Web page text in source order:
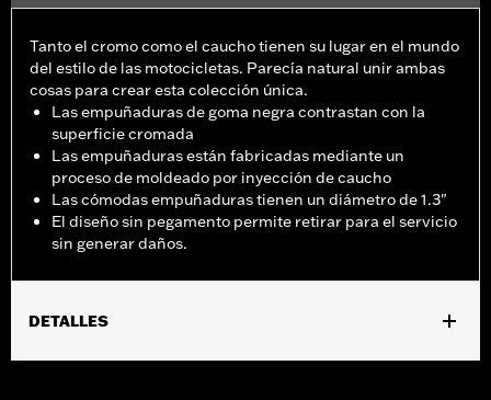
Tanto el cromo como el caucho tienen su lugar en el mundo
del estilo de las motocicletas. Parecía natural unir ambas
cosas para crear esta colección única.
Las empuñaduras de goma negra contrastan con la
superficie cromada
Las empuñaduras están fabricadas mediante un
proceso de moldeado por inyección de caucho
Las cómodas empuñaduras tienen un diámetro de 1.3"
El diseño sin pegamento permite retirar para el servicio
sin generar daños.
DETALLES